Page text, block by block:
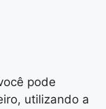
pode
utilizando a